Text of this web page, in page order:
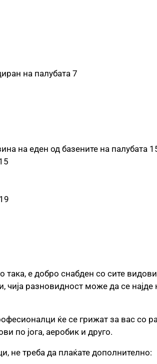
на палубата 7
на еден од базените на палубата
така, е добро снабден со сите
разновидност може да се најде
ќе се грижат за вас со
по јога, аеробик и друго.
не треба да плаќате дополнително: